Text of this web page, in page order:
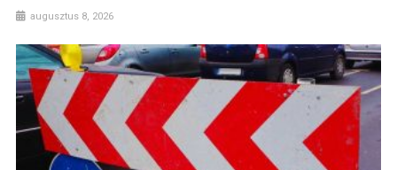
augusztus 8, 2026